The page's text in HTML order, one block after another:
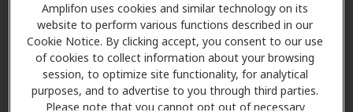
Amplifon uses cookies and similar technology on its
website to perform various functions described in our
Cookie Notice. By clicking accept, you consent to our use
of cookies to collect information about your browsing
session, to optimize site functionality, for analytical
purposes, and to advertise to you through third parties.
Please note that you cannot opt out of necessary